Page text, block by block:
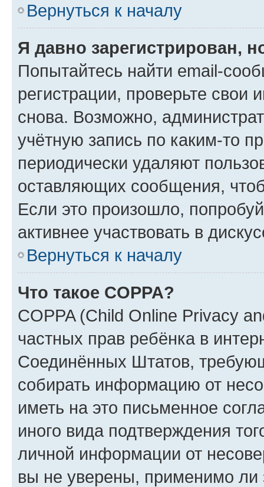
Вернуться к началу
Я давно зарегистрирован,
Попытайтесь найти email-
регистрации, проверьте свои
снова. Возможно,
учётную запись по каким-то
периодически удаляют
оставляющих сообщения,
Если это произошло,
активнее участвовать в
Вернуться к началу
Что такое COPPA?
COPPA (Child Online Privacy
частных прав ребёнка в
Соединённых Штатов,
собирать информацию от
иметь на это письменное
иного вида подтверждения
личной информации от
вы не уверены, применимо ли